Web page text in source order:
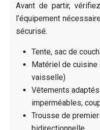
Avant de partir,
l’équipement
sécurisé.
Tente, sac de
Matériel de cuisine
vaisselle)
Vêtements
imperméables,
Trousse de